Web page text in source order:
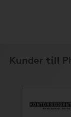
Kunder till